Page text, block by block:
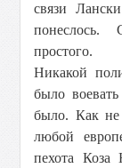
связи
понеслось.
простого.
Никакой
было
было. Как не
любой
пехота